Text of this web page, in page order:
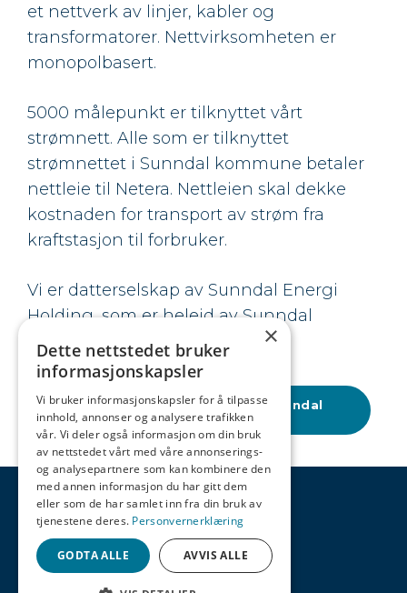
et nettverk av linjer, kabler og
transformatorer. Nettvirksomheten er
monopolbasert.
5000 målepunkt er tilknyttet vårt
strømnett. Alle som er tilknyttet
strømnettet i Sunndal kommune betaler
nettleie til Netera. Nettleien skal dekke
kostnaden for transport av strøm fra
kraftstasjon til forbruker.
Vi er datterselskap av Sunndal Energi
Holding, som er heleid av Sunndal
kommune.
Årsberetning og regnskap Sunndal
Energi Holding
×
Dette nettstedet bruker
informasjonskapsler
Vi bruker informasjonskapsler for å tilpasse
innhold, annonser og analysere trafikken
vår. Vi deler også informasjon om din bruk
av nettstedet vårt med våre annonserings-
og analysepartnere som kan kombinere den
med annen informasjon du har gitt dem
eller som de har samlet inn fra din bruk av
tjenestene deres. Personvernerklæring
GODTA ALLE AVVIS ALLE